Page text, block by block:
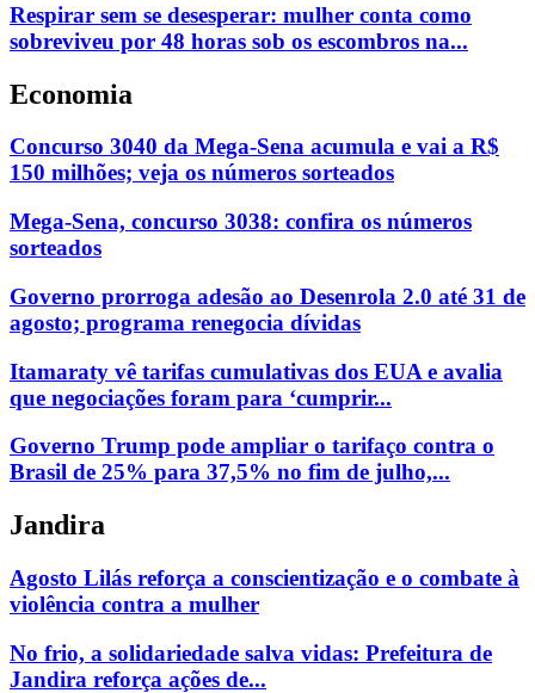
Respirar sem se desesperar: mulher conta como
sobreviveu por 48 horas sob os escombros na...
Economia
Concurso 3040 da Mega-Sena acumula e vai a R$
150 milhões; veja os números sorteados
Mega-Sena, concurso 3038: confira os números
sorteados
Governo prorroga adesão ao Desenrola 2.0 até 31 de
agosto; programa renegocia dívidas
Itamaraty vê tarifas cumulativas dos EUA e avalia
que negociações foram para ‘cumprir...
Governo Trump pode ampliar o tarifaço contra o
Brasil de 25% para 37,5% no fim de julho,...
Jandira
Agosto Lilás reforça a conscientização e o combate à
violência contra a mulher
No frio, a solidariedade salva vidas: Prefeitura de
Jandira reforça ações de...